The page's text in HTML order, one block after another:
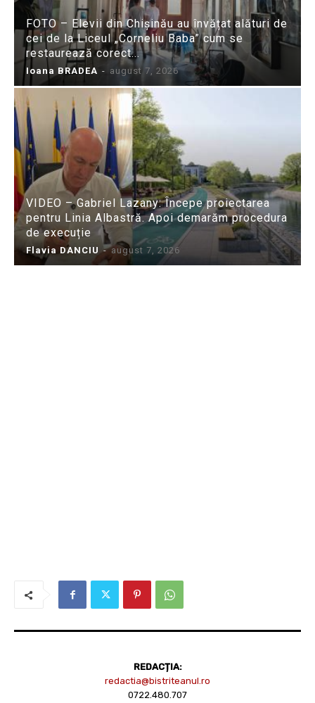
FOTO – Elevii din Chișinău au învățat alături de
cei de la Liceul „Corneliu Baba” cum se
restaurează corect...
Ioana BRADEA - august 7, 2026
VIDEO – Gabriel Lazany: Începe proiectarea
pentru Linia Albastră. Apoi demarăm procedura
de execuție
Flavia DANCIU - august 7, 2026
REDACȚIA:
redactia@bistriteanul.ro
0722.480.707